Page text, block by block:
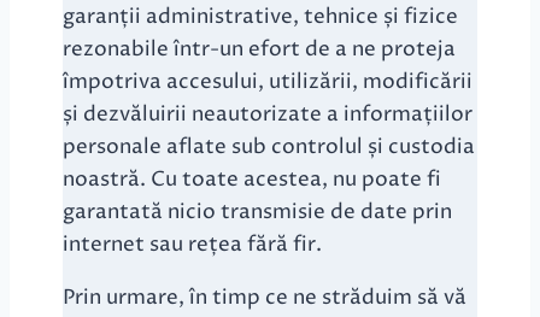
garanții administrative, tehnice și fizice
rezonabile într-un efort de a ne proteja
împotriva accesului, utilizării, modificării
și dezvăluirii neautorizate a informațiilor
personale aflate sub controlul și custodia
noastră. Cu toate acestea, nu poate fi
garantată nicio transmisie de date prin
internet sau rețea fără fir.
Prin urmare, în timp ce ne străduim să vă